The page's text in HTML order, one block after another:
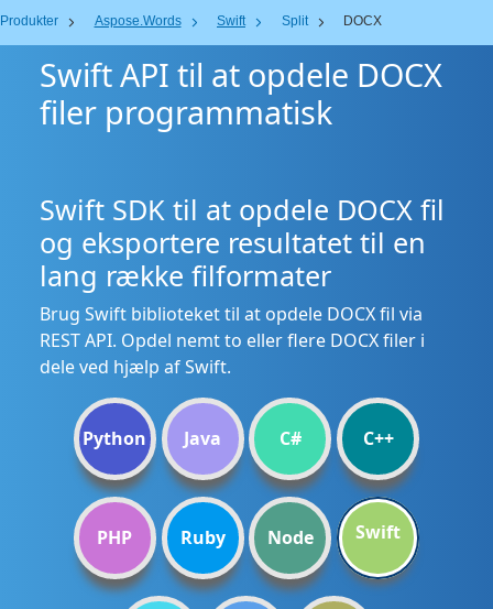
Produkter Aspose.Words Swift Split DOCX
Swift API til at opdele DOCX
filer programmatisk
Swift SDK til at opdele DOCX fil
og eksportere resultatet til en
lang række filformater
Brug Swift biblioteket til at opdele DOCX fil via
REST API. Opdel nemt to eller flere DOCX filer i
dele ved hjælp af Swift.
Python Java C# C++
PHP Ruby Node Swift